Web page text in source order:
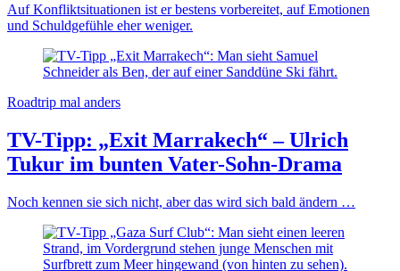
Auf Konfliktsituationen ist er bestens vorbereitet, auf Emotionen
und Schuldgefühle eher weniger.
Roadtrip mal anders
TV-Tipp: „Exit Marrakech“ – Ulrich
Tukur im bunten Vater-Sohn-Drama
Noch kennen sie sich nicht, aber das wird sich bald ändern …